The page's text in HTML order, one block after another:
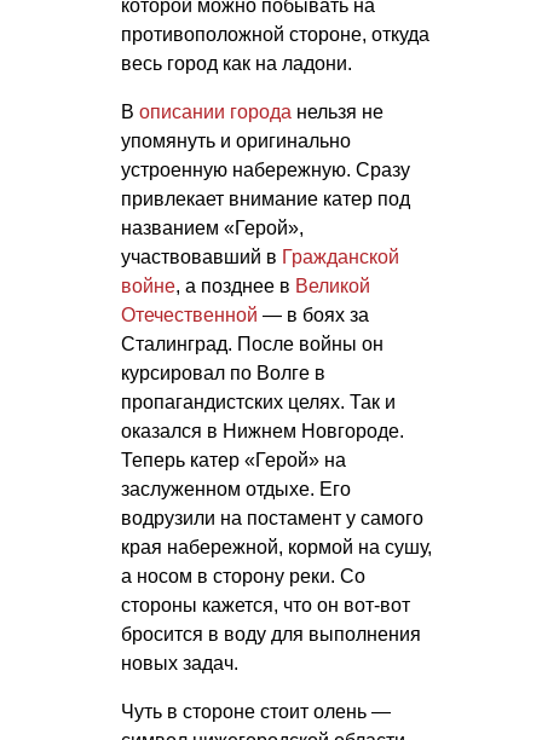
которой можно побывать на
противоположной стороне, откуда
весь город как на ладони.
В описании города нельзя не
упомянуть и оригинально
устроенную набережную. Сразу
привлекает внимание катер под
названием «Герой»,
участвовавший в Гражданской
войне, а позднее в Великой
Отечественной — в боях за
Сталинград. После войны он
курсировал по Волге в
пропагандистских целях. Так и
оказался в Нижнем Новгороде.
Теперь катер «Герой» на
заслуженном отдыхе. Его
водрузили на постамент у самого
края набережной, кормой на сушу,
а носом в сторону реки. Со
стороны кажется, что он вот-вот
бросится в воду для выполнения
новых задач.
Чуть в стороне стоит олень —